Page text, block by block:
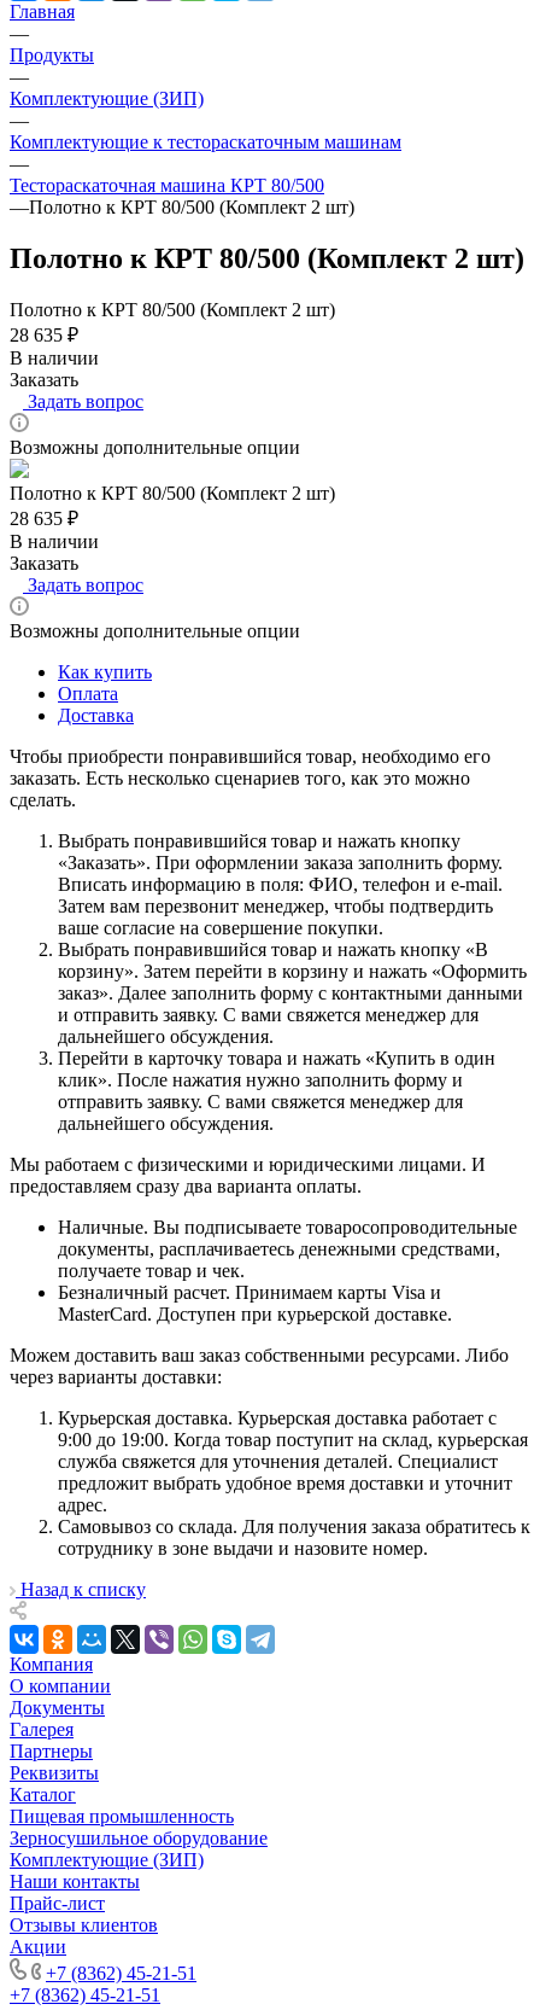
Главная
—
Продукты
—
Комплектующие (ЗИП)
—
Комплектующие к тестораскаточным машинам
—
Тестораскаточная машина КРТ 80/500
—Полотно к КРТ 80/500 (Комплект 2 шт)
Полотно к КРТ 80/500 (Комплект 2 шт)
Полотно к КРТ 80/500 (Комплект 2 шт)
28 635 ₽
В наличии
Заказать
Задать вопрос
Возможны дополнительные опции
Полотно к КРТ 80/500 (Комплект 2 шт)
28 635 ₽
В наличии
Заказать
Задать вопрос
Возможны дополнительные опции
Как купить
Оплата
Доставка
Чтобы приобрести понравившийся товар, необходимо его
заказать. Есть несколько сценариев того, как это можно
сделать.
Выбрать понравившийся товар и нажать кнопку
«Заказать». При оформлении заказа заполнить форму.
Вписать информацию в поля: ФИО, телефон и e-mail.
Затем вам перезвонит менеджер, чтобы подтвердить
ваше согласие на совершение покупки.
Выбрать понравившийся товар и нажать кнопку «В
корзину». Затем перейти в корзину и нажать «Оформить
заказ». Далее заполнить форму с контактными данными
и отправить заявку. С вами свяжется менеджер для
дальнейшего обсуждения.
Перейти в карточку товара и нажать «Купить в один
клик». После нажатия нужно заполнить форму и
отправить заявку. С вами свяжется менеджер для
дальнейшего обсуждения.
Мы работаем с физическими и юридическими лицами. И
предоставляем сразу два варианта оплаты.
Наличные. Вы подписываете товаросопроводительные
документы, расплачиваетесь денежными средствами,
получаете товар и чек.
Безналичный расчет. Принимаем карты Visa и
MasterCard. Доступен при курьерской доставке.
Можем доставить ваш заказ собственными ресурсами. Либо
через варианты доставки:
Курьерская доставка. Курьерская доставка работает с
9:00 до 19:00. Когда товар поступит на склад, курьерская
служба свяжется для уточнения деталей. Специалист
предложит выбрать удобное время доставки и уточнит
адрес.
Самовывоз со склада. Для получения заказа обратитесь к
сотруднику в зоне выдачи и назовите номер.
Назад к списку
Компания
О компании
Документы
Галерея
Партнеры
Реквизиты
Каталог
Пищевая промышленность
Зерносушильное оборудование
Комплектующие (ЗИП)
Наши контакты
Прайс-лист
Отзывы клиентов
Акции
+7 (8362) 45-21-51
+7 (8362) 45-21-51